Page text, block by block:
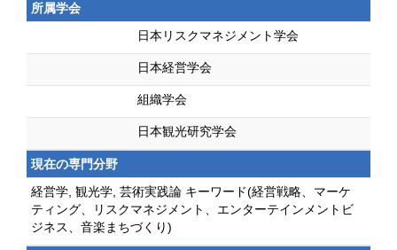
所属学会
日本リスクマネジメント学会
日本経営学会
組織学会
日本観光研究学会
現在の専門分野
経営学, 観光学, 芸術実践論 キーワード(経営戦略、マーケ
ティング、リスクマネジメント、エンターテインメントビ
ジネス、音楽まちづくり)